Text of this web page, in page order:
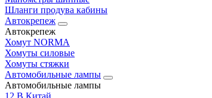
Шланги продува кабины
Автокрепеж
Автокрепеж
Хомут NORMA
Хомуты силовые
Хомуты стяжки
Автомобильные лампы
Автомобильные лампы